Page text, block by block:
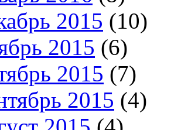
2015 (10)
2015 (6)
2015 (7)
2015 (4)